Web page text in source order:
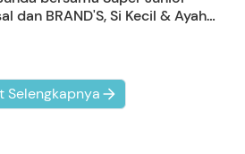
dan BRAND'S, Si Kecil & Ayah
Selengkapnya